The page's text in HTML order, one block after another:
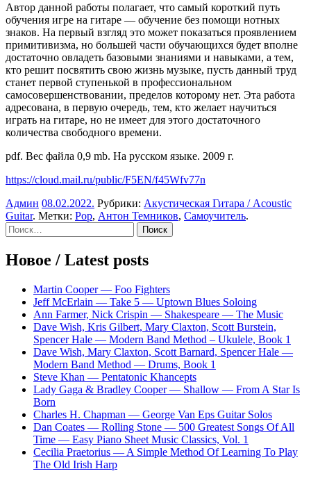
Автор данной работы полагает, что самый короткий путь
обучения игре на гитаре — обучение без помощи нотных
знаков. На первый взгляд это может показаться проявлением
примитивизма, но большей части обучающихся будет вполне
достаточно овладеть базовыми знаниями и навыками, а тем,
кто решит посвятить свою жизнь музыке, пусть данный труд
станет первой ступенькой в профессиональном
самосовершенствовании, пределов которому нет. Эта работа
адресована, в первую очередь, тем, кто желает научиться
играть на гитаре, но не имеет для этого достаточного
количества свободного времени.
pdf. Вес файла 0,9 mb. На русском языке. 2009 г.
https://cloud.mail.ru/public/F5EN/f45Wfv77n
Админ 08.02.2022. Рубрики: Акустическая Гитара / Acoustic
Guitar. Метки: Pop, Антон Темников, Самоучитель.
Sidebar
Найти:
Новое / Latest posts
Martin Cooper — Foo Fighters
Jeff McErlain — Take 5 — Uptown Blues Soloing
Ann Farmer, Nick Crispin — Shakespeare — The Music
Dave Wish, Kris Gilbert, Mary Claxton, Scott Burstein,
Spencer Hale — Modern Band Method – Ukulele, Book 1
Dave Wish, Mary Claxton, Scott Barnard, Spencer Hale —
Modern Band Method — Drums, Book 1
Steve Khan — Pentatonic Khancepts
Lady Gaga & Bradley Cooper — Shallow — From A Star Is
Born
Charles H. Chapman — George Van Eps Guitar Solos
Dan Coates — Rolling Stone — 500 Greatest Songs Of All
Time — Easy Piano Sheet Music Classics, Vol. 1
Cecilia Praetorius — A Simple Method Of Learning To Play
The Old Irish Harp